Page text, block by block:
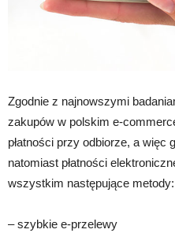
Zgodnie z najnowszymi
zakupów w polskim e-
płatności przy odbiorze, a więc
natomiast płatności
wszystkim następujące metody:
– szybkie e-przelewy